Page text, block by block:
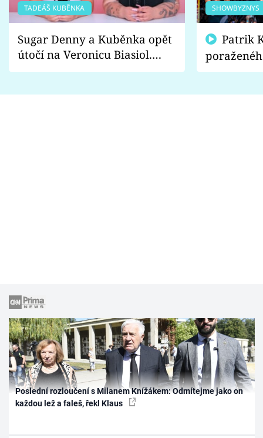
TADEÁŠ KUBĚNKA
Sugar Denny a Kuběnka opět
útočí na Veronicu Biasiol.
Proč je podle nich falešná a
SHOWBYZNYS
fanoušci
Poslední rozloučení s Milanem Knížákem: Odmítejme jako on
každou lež a faleš, řekl Klaus